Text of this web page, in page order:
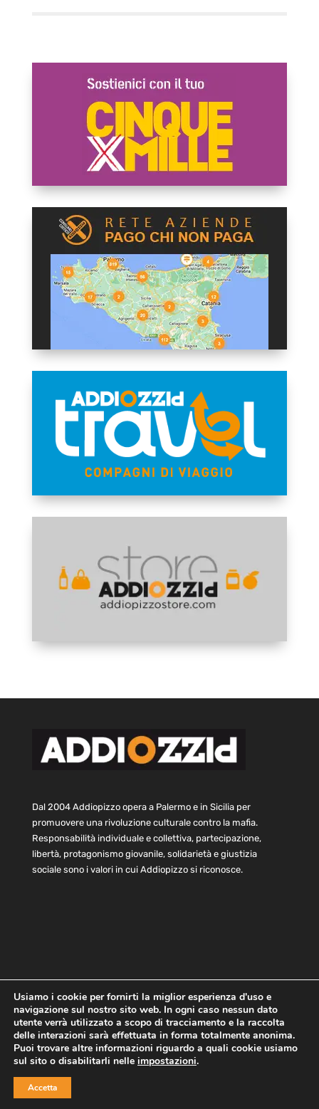
Dal 2004 Addiopizzo opera a Palermo e in Sicilia per
promuovere una rivoluzione culturale contro la mafia.
Responsabilità individuale e collettiva, partecipazione,
libertà, protagonismo giovanile, solidarietà e giustizia
sociale sono i valori in cui Addiopizzo si riconosce.
Home Statuto e bilancio
Contatti
Privacy
Cookie Child Protection Policy
Copyright © 2021 AddioPizzo | Tutti i diritti riservati | Sede
Usiamo i cookie per fornirti la miglior esperienza d'uso e
navigazione sul nostro sito web. In ogni caso nessun dato
utente verrà utilizzato a scopo di tracciamento e la raccolta
delle interazioni sarà effettuata in forma totalmente anonima.
Puoi trovare altre informazioni riguardo a quali cookie usiamo
sul sito o disabilitarli nelle impostazioni.
Accetta